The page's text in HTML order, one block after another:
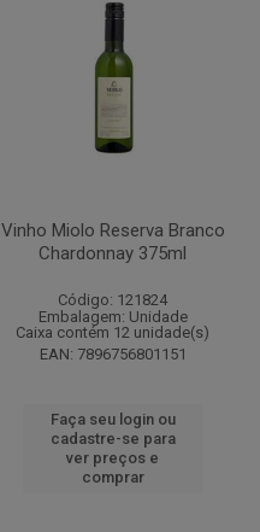
Vinho Miolo Reserva Branco
Chardonnay 375ml
Código: 121824
Embalagem: Unidade
Caixa contém 12 unidade(s)
EAN: 7896756801151
Faça seu login ou
cadastre-se para
ver preços e
comprar